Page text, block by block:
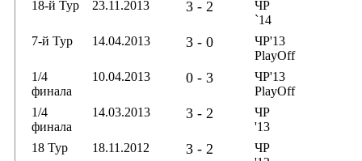
18-й Тур
23.11.2013 3 - 2
ЧР
`14
7-й Тур
14.04.2013 3 - 0
ЧР'13
PlayOff
1/4
финала
10.04.2013 0 - 3
ЧР'13
PlayOff
1/4
финала
14.03.2013 3 - 2
ЧР
'13
18 Тур
18.11.2012 3 - 2
ЧР